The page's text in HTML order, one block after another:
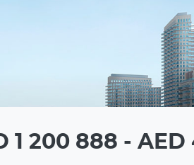
1 200 888 -